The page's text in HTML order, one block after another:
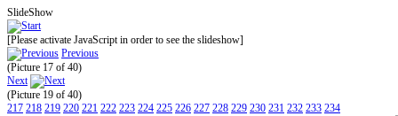
SlideShow
[Please activate JavaScript in order to see the slideshow]
Previous
(Picture 17 of 40)
Next
(Picture 19 of 40)
217 218 219 220 221 222 223 224 225 226 227 228 229 230 231 232 233 234